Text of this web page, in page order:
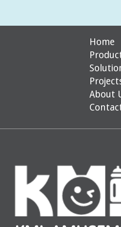
Home
About